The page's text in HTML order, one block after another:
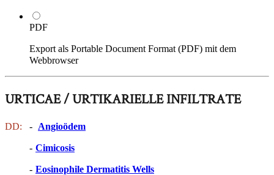
PDF
Export als Portable Document Format (PDF) mit dem
Webbrowser
URTICAE / URTIKARIELLE INFILTRATE
DD: - Angioödem
- Cimicosis
- Eosinophile Dermatitis Wells